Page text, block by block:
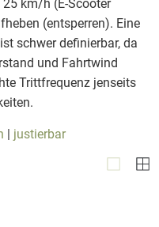
km/h (E-Scooter
(entsperren). Eine
schwer definierbar, da
und Fahrtwind
Trittfrequenz jenseits
| justierbar